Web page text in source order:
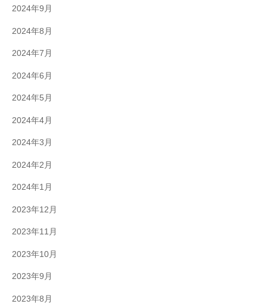
2024年9月
2024年8月
2024年7月
2024年6月
2024年5月
2024年4月
2024年3月
2024年2月
2024年1月
2023年12月
2023年11月
2023年10月
2023年9月
2023年8月